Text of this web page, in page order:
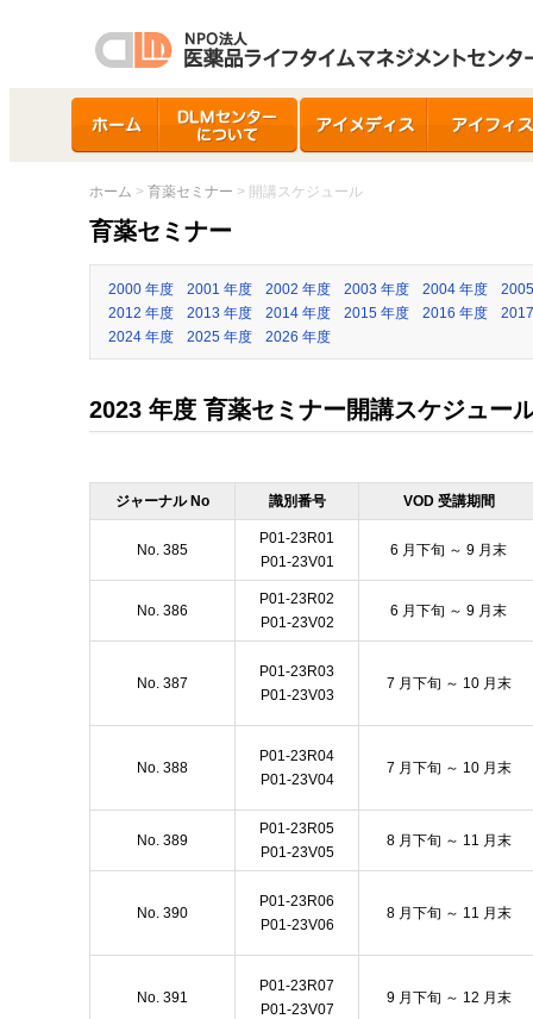
て
ホーム > 育薬セミナー > 開講スケジュール
育薬セミナー
2000 年度 2001 年度 2002 年度 2003 年度 2004 年度
2012 年度
2013 年度 2014 年度 2015 年度 2016 年度
2024 年度
2025 年度 2026 年度
2023 年度 育薬セミナー開講スケジュー
ジャーナル No 識別番号 VOD 受講期間
No. 385
P01-23R01
P01-23V01
6 月下旬 ～ 9 月末
No. 386
P01-23R02
P01-23V02
6 月下旬 ～ 9 月末
No. 387
P01-23R03
P01-23V03
7 月下旬 ～ 10 月末
No. 388
P01-23R04
P01-23V04
7 月下旬 ～ 10 月末
No. 389
P01-23R05
P01-23V05
8 月下旬 ～ 11 月末
No. 390
P01-23R06
P01-23V06
8 月下旬 ～ 11 月末
No. 391
P01-23R07
P01-23V07
9 月下旬 ～ 12 月末